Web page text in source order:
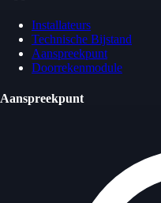
Installateurs
Technische Bijstand
Aanspreekpunt
Doorrekenmodule
Aanspreekpunt